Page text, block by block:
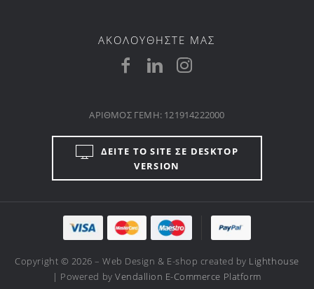
ΑΚΟΛΟΥΘΗΣΤΕ ΜΑΣ
ΔΕΙΤΕ ΤΟ SITE ΣΕ DESKTOP
VERSION
ΑΡΙΘΜΟΣ ΓΕΜΗ: 121914222000
Copyright © 2026 – Web Design & E-shop created by Lighthouse
| Powered byVendallion E-Commerce Platform